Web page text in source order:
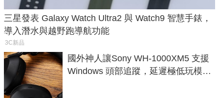
三星發表 Galaxy Watch Ultra2 與 Watch9 智慧手錶，
導入潛水與越野跑導航功能
3C新品
國外神人讓Sony WH-1000XM5 支援
Windows 頭部追蹤，延遲極低玩模擬